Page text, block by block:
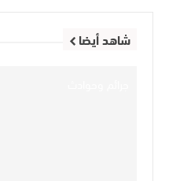
شاهد أيضا